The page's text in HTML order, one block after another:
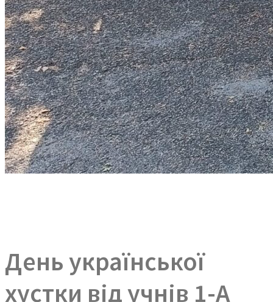
День української
хустки від учнів 1-А